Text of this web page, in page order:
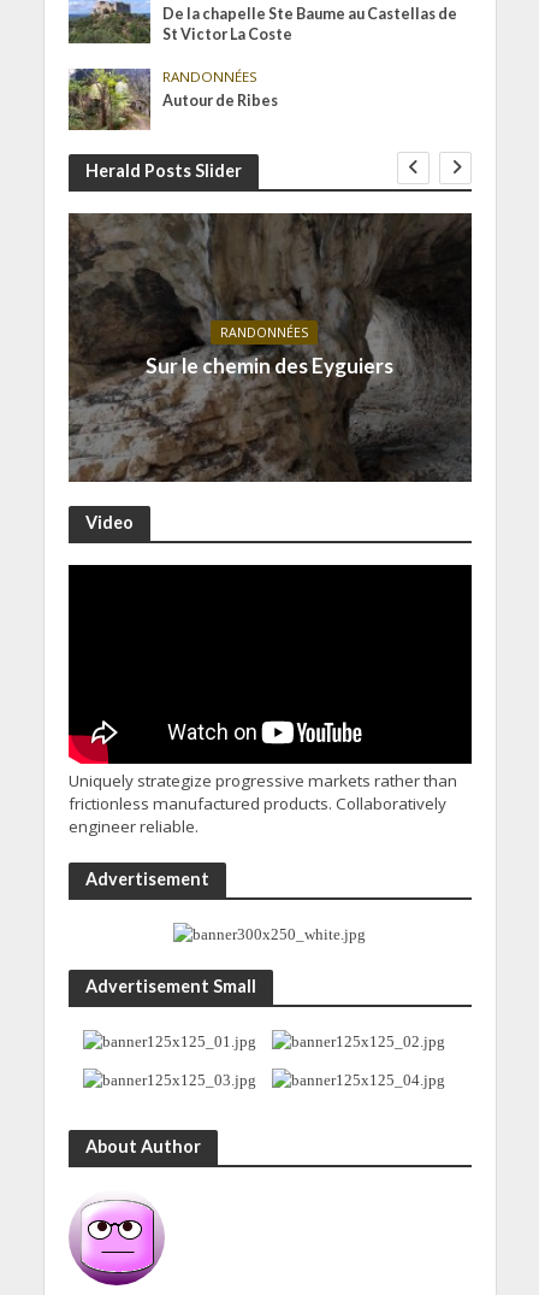
De la chapelle Ste Baume au Castellas de
St Victor La Coste
RANDONNÉES
Autour de Ribes
Herald Posts Slider
RANDONNÉES
Sur le chemin des Eyguiers
Video
Uniquely strategize progressive markets rather than
frictionless manufactured products. Collaboratively
engineer reliable.
Advertisement
Advertisement Small
About Author